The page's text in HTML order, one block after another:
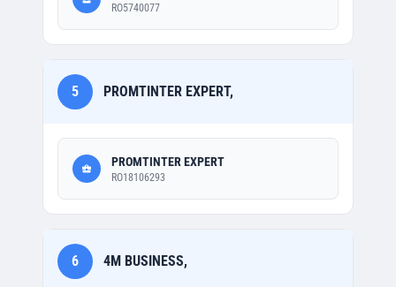
RO5740077
5 PROMTINTER EXPERT,
PROMTINTER EXPERT
RO18106293
6 4M BUSINESS,